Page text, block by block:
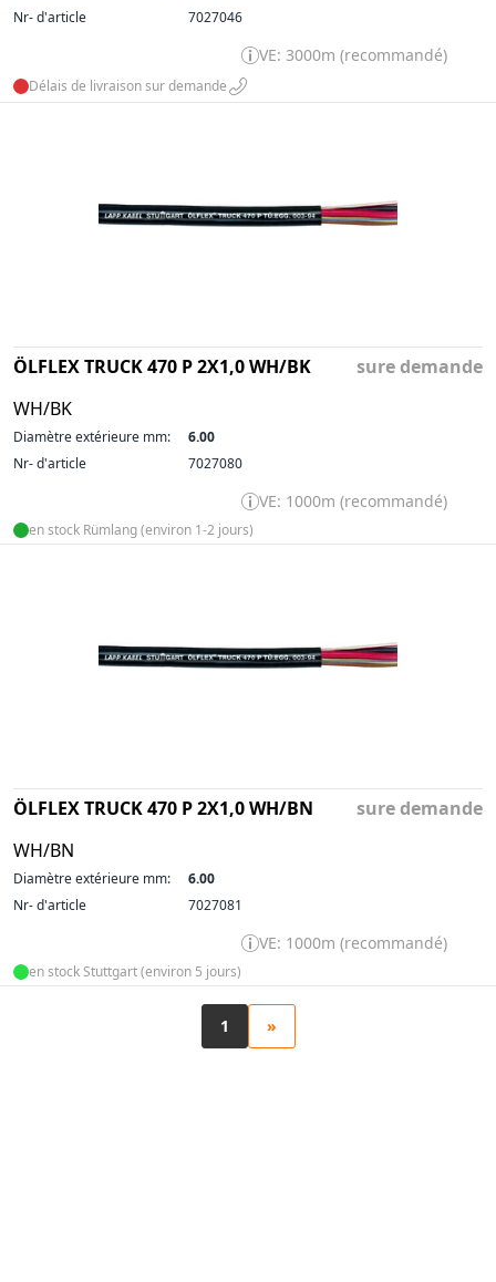
Nr- d'article
7027046
VE: 3000m (recommandé)
Délais de livraison sur demande
ÖLFLEX TRUCK 470 P 2X1,0 WH/BK
WH/BK
sure demande
Diamètre extérieure mm:
6.00
Nr- d'article
7027080
VE: 1000m (recommandé)
en stock Rümlang (environ 1-2 jours)
ÖLFLEX TRUCK 470 P 2X1,0 WH/BN
WH/BN
sure demande
Diamètre extérieure mm:
6.00
Nr- d'article
7027081
VE: 1000m (recommandé)
en stock Stuttgart (environ 5 jours)
1 »